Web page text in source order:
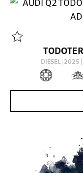
DIESEL 2025